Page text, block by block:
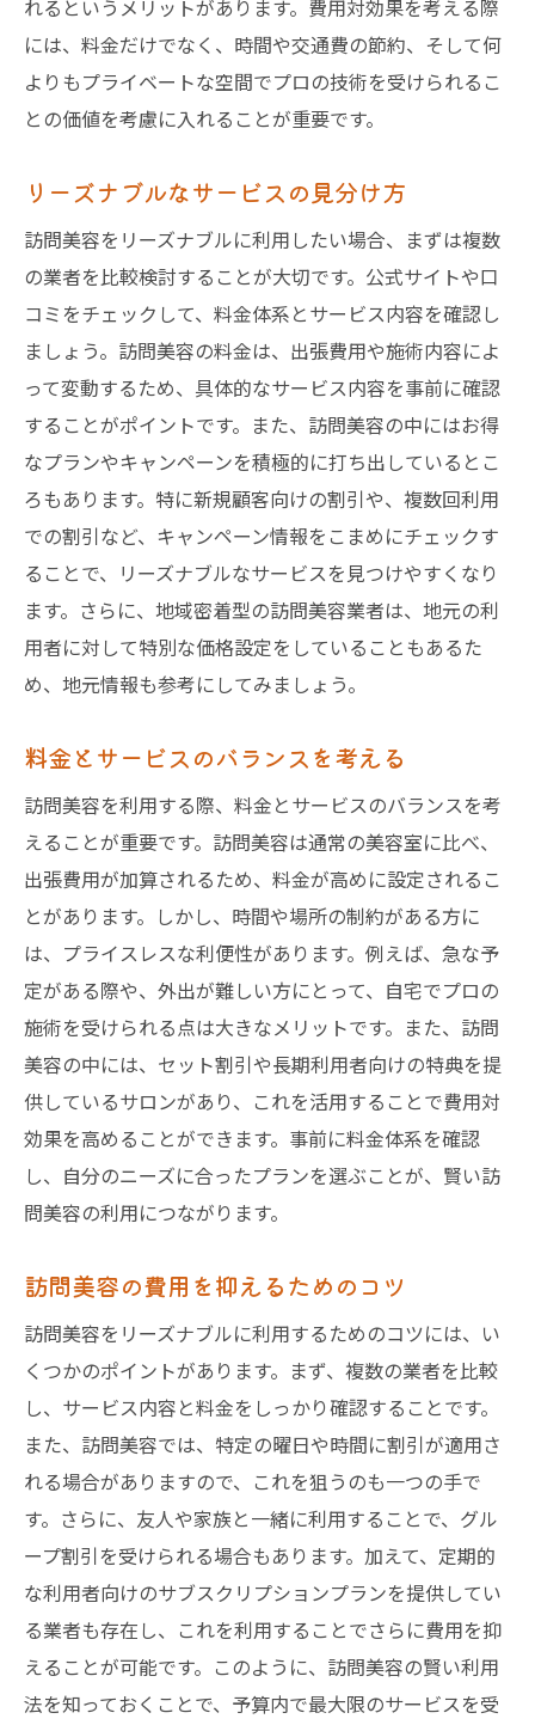
れるというメリットがあります。費用対効果を考える際
には、料金だけでなく、時間や交通費の節約、そして何
よりもプライベートな空間でプロの技術を受けられるこ
との価値を考慮に入れることが重要です。
リーズナブルなサービスの見分け方
訪問美容をリーズナブルに利用したい場合、まずは複数
の業者を比較検討することが大切です。公式サイトや口
コミをチェックして、料金体系とサービス内容を確認し
ましょう。訪問美容の料金は、出張費用や施術内容によ
って変動するため、具体的なサービス内容を事前に確認
することがポイントです。また、訪問美容の中にはお得
なプランやキャンペーンを積極的に打ち出しているとこ
ろもあります。特に新規顧客向けの割引や、複数回利用
での割引など、キャンペーン情報をこまめにチェックす
ることで、リーズナブルなサービスを見つけやすくなり
ます。さらに、地域密着型の訪問美容業者は、地元の利
用者に対して特別な価格設定をしていることもあるた
め、地元情報も参考にしてみましょう。
料金とサービスのバランスを考える
訪問美容を利用する際、料金とサービスのバランスを考
えることが重要です。訪問美容は通常の美容室に比べ、
出張費用が加算されるため、料金が高めに設定されるこ
とがあります。しかし、時間や場所の制約がある方に
は、プライスレスな利便性があります。例えば、急な予
定がある際や、外出が難しい方にとって、自宅でプロの
施術を受けられる点は大きなメリットです。また、訪問
美容の中には、セット割引や長期利用者向けの特典を提
供しているサロンがあり、これを活用することで費用対
効果を高めることができます。事前に料金体系を確認
し、自分のニーズに合ったプランを選ぶことが、賢い訪
問美容の利用につながります。
訪問美容の費用を抑えるためのコツ
訪問美容をリーズナブルに利用するためのコツには、い
くつかのポイントがあります。まず、複数の業者を比較
し、サービス内容と料金をしっかり確認することです。
また、訪問美容では、特定の曜日や時間に割引が適用さ
れる場合がありますので、これを狙うのも一つの手で
す。さらに、友人や家族と一緒に利用することで、グル
ープ割引を受けられる場合もあります。加えて、定期的
な利用者向けのサブスクリプションプランを提供してい
る業者も存在し、これを利用することでさらに費用を抑
えることが可能です。このように、訪問美容の賢い利用
法を知っておくことで、予算内で最大限のサービスを受